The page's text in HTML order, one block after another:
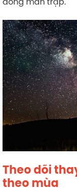
Theo dõi
theo mùa